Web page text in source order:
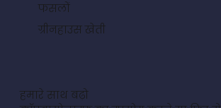
फसलों
ग्रीनहाउस खेती
हमारे साथ बढ़ो